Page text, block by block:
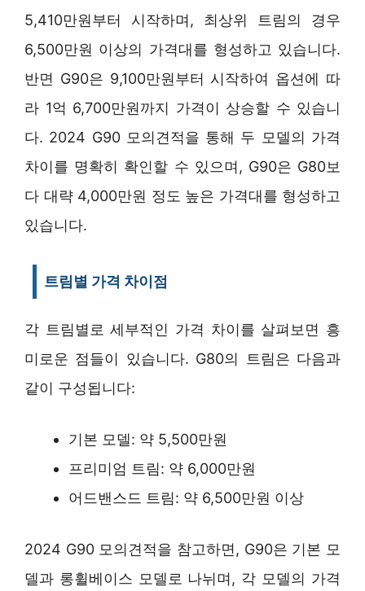
5,410만원부터 시작하며, 최상위 트림의 경우
6,500만원 이상의 가격대를 형성하고 있습니다.
반면 G90은 9,100만원부터 시작하여 옵션에 따
라 1억 6,700만원까지 가격이 상승할 수 있습니
다. 2024 G90 모의견적을 통해 두 모델의 가격
차이를 명확히 확인할 수 있으며, G90은 G80보
다 대략 4,000만원 정도 높은 가격대를 형성하고
있습니다.
트림별 가격 차이점
각 트림별로 세부적인 가격 차이를 살펴보면 흥
미로운 점들이 있습니다. G80의 트림은 다음과
같이 구성됩니다:
기본 모델: 약 5,500만원
프리미엄 트림: 약 6,000만원
어드밴스드 트림: 약 6,500만원 이상
2024 G90 모의견적을 참고하면, G90은 기본 모
델과 롱휠베이스 모델로 나뉘며, 각 모델의 가격